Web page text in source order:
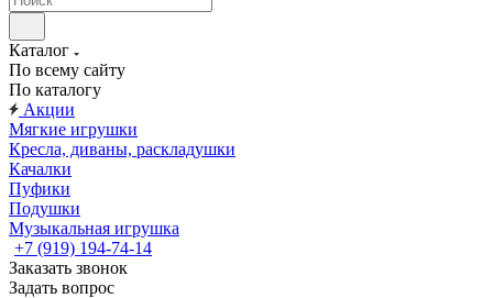
Каталог
По всему сайту
По каталогу
Акции
Мягкие игрушки
Кресла, диваны, раскладушки
Качалки
Пуфики
Подушки
Музыкальная игрушка
+7 (919) 194-74-14
Заказать звонок
Задать вопрос